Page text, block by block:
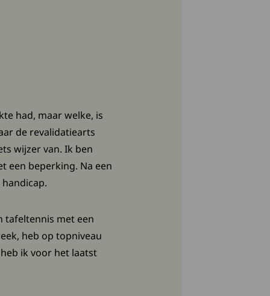
had, maar welke, is
de revalidatiearts
wijzer van. Ik ben
een beperking. Na een
tafeltennis met een
heb op topniveau
ik voor het laatst